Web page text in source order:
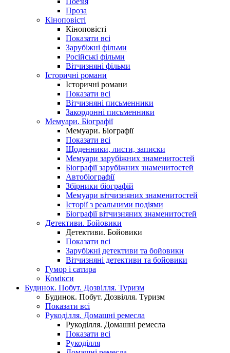
Проза
Кіноповісті
Кіноповісті
Показати всі
Зарубіжні фільми
Російські фільми
Вітчизняні фільми
Історичні романи
Історичні романи
Показати всі
Вітчизняні письменники
Закордонні письменники
Мемуари. Біографії
Мемуари. Біографії
Показати всі
Щоденники, листи, записки
Мемуари зарубіжних знаменитостей
Біографії зарубіжних знаменитостей
Автобіографії
Збірники біографій
Мемуари вітчизняних знаменитостей
Історії з реальними подіями
Біографії вітчизняних знаменитостей
Детективи. Бойовики
Детективи. Бойовики
Показати всі
Зарубіжні детективи та бойовики
Вітчизняні детективи та бойовики
Гумор і сатира
Комікси
Будинок. Побут. Дозвілля. Туризм
Будинок. Побут. Дозвілля. Туризм
Показати всі
Рукоділля. Домашні ремесла
Рукоділля. Домашні ремесла
Показати всі
Рукоділля